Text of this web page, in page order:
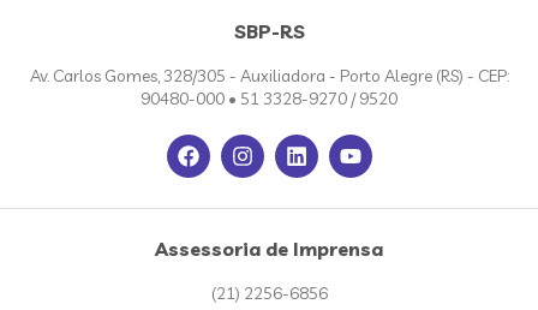
SBP-RS
Av. Carlos Gomes, 328/305 - Auxiliadora - Porto Alegre (RS) - CEP:
90480-000 • 51 3328-9270 / 9520
Assessoria de Imprensa
(21) 2256-6856